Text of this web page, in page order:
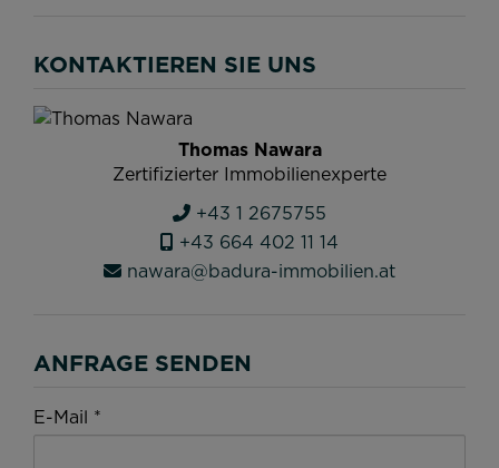
KONTAKTIEREN SIE UNS
Thomas Nawara
Zertifizierter Immobilienexperte
+43 1 2675755
+43 664 402 11 14
nawara@badura-immobilien.at
ANFRAGE SENDEN
E-Mail